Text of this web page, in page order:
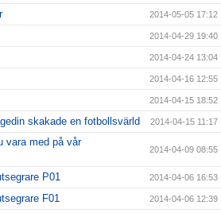
2014-05-05 17:12
2014-04-29 19:40
2014-04-24 13:04
2014-04-16 12:55
2014-04-15 18:52
skakade en fotbollsvärld 2014-04-15 11:17
vara med på vår
2014-04-09 08:55
P01 2014-04-06 16:53
F01 2014-04-06 12:39